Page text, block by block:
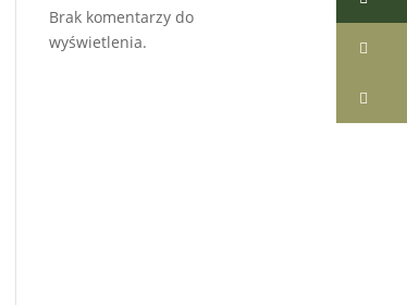
Brak komentarzy do
wyświetlenia.